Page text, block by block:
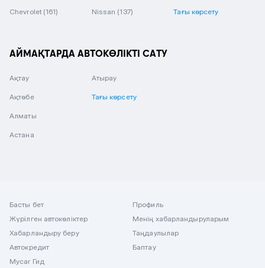
Chevrolet (161) Nissan (137) Тағы көрсету
АЙМАҚТАРДА АВТОКӨЛІКТІ САТУ
Ақтау
Ақтөбе
Алматы
Астана
Атырау
Тағы көрсету
Басты бет
Жүрілген автокөліктер
Хабарландыру беру
Автокредит
Mycar Гид
Профиль
Менің хабарландыруларым
Таңдаулылар
Баптау